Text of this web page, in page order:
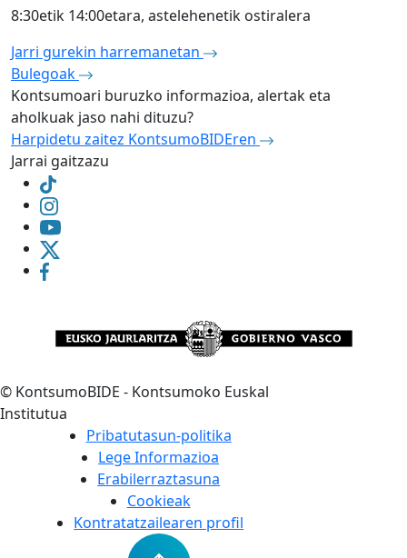
8:30etik 14:00etara, astelehenetik ostiralera
Jarri gurekin harremanetan
Bulegoak
Kontsumoari buruzko informazioa, alertak eta
aholkuak jaso nahi dituzu?
Harpidetu zaitez KontsumoBIDEren
Jarrai gaitzazu
© KontsumoBIDE - Kontsumoko Euskal
Institutua
Pribatutasun-politika
Lege Informazioa
Erabilerraztasuna
Cookieak
Kontratatzailearen profil